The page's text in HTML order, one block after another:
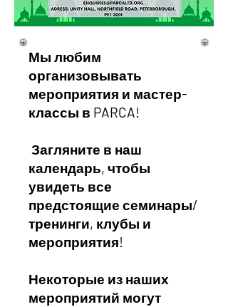
Мы любим
организовывать
мероприятия и мастер-
классы в PARCA!
Загляните в наш
календарь, чтобы
увидеть все
предстоящие семинары/
тренинги, клубы и
мероприятия!
Некоторые из наших
мероприятий могут